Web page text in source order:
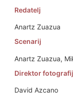
Redatelj
Anartz Zuazua
Scenarij
Anartz Zuazua,
Direktor
David Azcano